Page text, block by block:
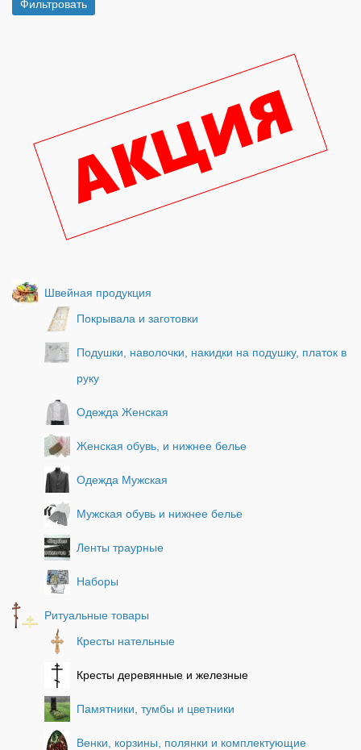
Швейная продукция
Покрывала и заготовки
Подушки, наволочки, накидки на подушку, платок в
руку
Одежда Женская
Женская обувь, и нижнее белье
Одежда Мужская
Мужская обувь и нижнее белье
Ленты траурные
Наборы
Ритуальные товары
Кресты нательные
Кресты деревянные и железные
Памятники, тумбы и цветники
Венки, корзины, полянки и комплектующие